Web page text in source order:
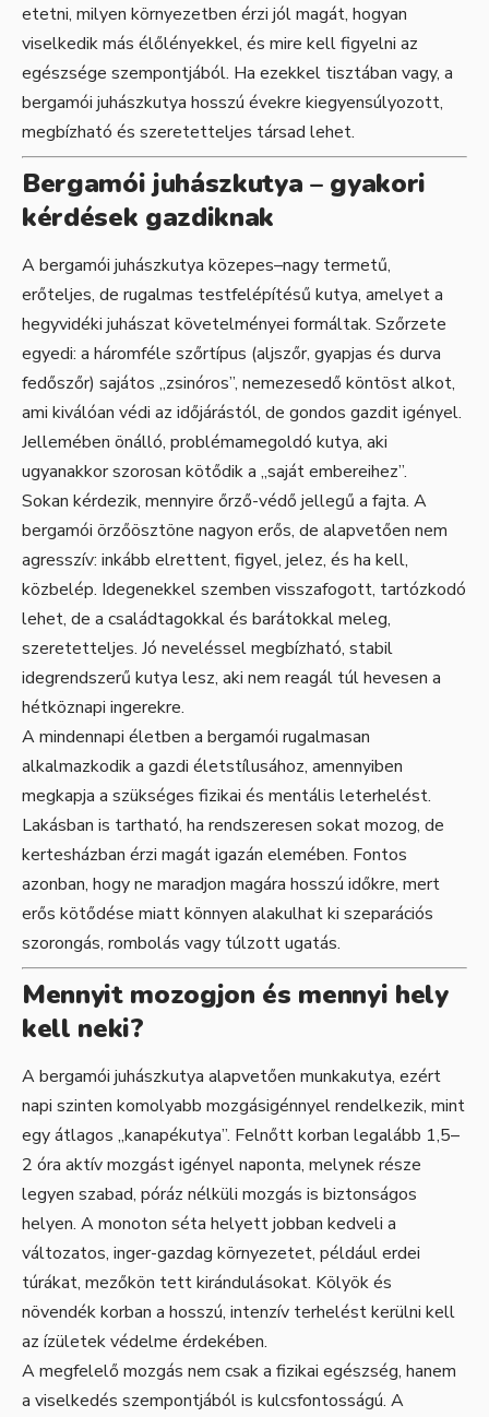
etetni, milyen környezetben érzi jól magát, hogyan
viselkedik más élőlényekkel, és mire kell figyelni az
egészsége szempontjából. Ha ezekkel tisztában vagy, a
bergamói juhászkutya hosszú évekre kiegyensúlyozott,
megbízható és szeretetteljes társad lehet.
Bergamói juhászkutya – gyakori
kérdések gazdiknak
A bergamói juhászkutya közepes–nagy termetű,
erőteljes, de rugalmas testfelépítésű kutya, amelyet a
hegyvidéki juhászat követelményei formáltak. Szőrzete
egyedi: a háromféle szőrtípus (aljszőr, gyapjas és durva
fedőszőr) sajátos „zsinóros”, nemezesedő köntöst alkot,
ami kiválóan védi az időjárástól, de gondos gazdit igényel.
Jellemében önálló, problémamegoldó kutya, aki
ugyanakkor szorosan kötődik a „saját embereihez”.
Sokan kérdezik, mennyire őrző-védő jellegű a fajta. A
bergamói örzőösztöne nagyon erős, de alapvetően nem
agresszív: inkább elrettent, figyel, jelez, és ha kell,
közbelép. Idegenekkel szemben visszafogott, tartózkodó
lehet, de a családtagokkal és barátokkal meleg,
szeretetteljes. Jó neveléssel megbízható, stabil
idegrendszerű kutya lesz, aki nem reagál túl hevesen a
hétköznapi ingerekre.
A mindennapi életben a bergamói rugalmasan
alkalmazkodik a gazdi életstílusához, amennyiben
megkapja a szükséges fizikai és mentális leterhelést.
Lakásban is tartható, ha rendszeresen sokat mozog, de
kertesházban érzi magát igazán elemében. Fontos
azonban, hogy ne maradjon magára hosszú időkre, mert
erős kötődése miatt könnyen alakulhat ki szeparációs
szorongás, rombolás vagy túlzott ugatás.
Mennyit mozogjon és mennyi hely
kell neki?
A bergamói juhászkutya alapvetően munkakutya, ezért
napi szinten komolyabb mozgásigénnyel rendelkezik, mint
egy átlagos „kanapékutya”. Felnőtt korban legalább 1,5–
2 óra aktív mozgást igényel naponta, melynek része
legyen szabad, póráz nélküli mozgás is biztonságos
helyen. A monoton séta helyett jobban kedveli a
változatos, inger-gazdag környezetet, például erdei
túrákat, mezőkön tett kirándulásokat. Kölyök és
növendék korban a hosszú, intenzív terhelést kerülni kell
az ízületek védelme érdekében.
A megfelelő mozgás nem csak a fizikai egészség, hanem
a viselkedés szempontjából is kulcsfontosságú. A